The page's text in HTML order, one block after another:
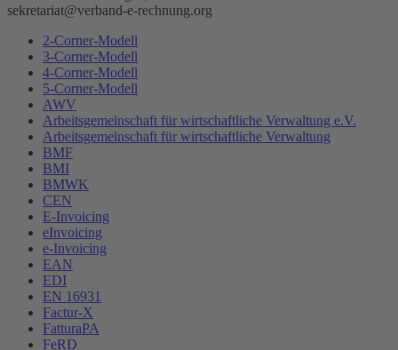
sekretariat@verband-e-rechnung.org
2-Corner-Modell
3-Corner-Modell
4-Corner-Modell
5-Corner-Modell
AWV
Arbeitsgemeinschaft für wirtschaftliche Verwaltung e.V.
Arbeitsgemeinschaft für wirtschaftliche Verwaltung
BMF
BMI
BMWK
CEN
E-Invoicing
eInvoicing
e-Invoicing
EAN
EDI
EN 16931
Factur-X
FatturaPA
FeRD